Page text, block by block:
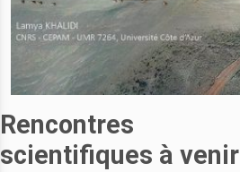
Rencontres
scientifiques à venir